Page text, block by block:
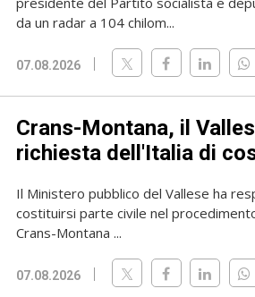
da un radar a 104 chilom...
07.08.2026
Crans-Montana, il
richiesta dell'Italia di
Il Ministero pubblico del Vallese ha
costituirsi parte civile nel
Crans-Montana ...
07.08.2026